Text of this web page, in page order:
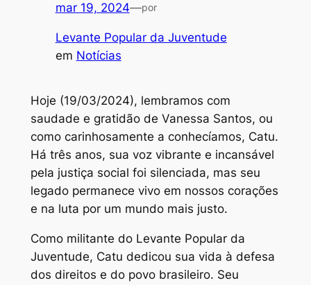
mar 19, 2024—por
Levante Popular da Juventude
em Notícias
Hoje (19/03/2024), lembramos com
saudade e gratidão de Vanessa Santos, ou
como carinhosamente a conhecíamos, Catu.
Há três anos, sua voz vibrante e incansável
pela justiça social foi silenciada, mas seu
legado permanece vivo em nossos corações
e na luta por um mundo mais justo.
Como militante do Levante Popular da
Juventude, Catu dedicou sua vida à defesa
dos direitos e do povo brasileiro. Seu